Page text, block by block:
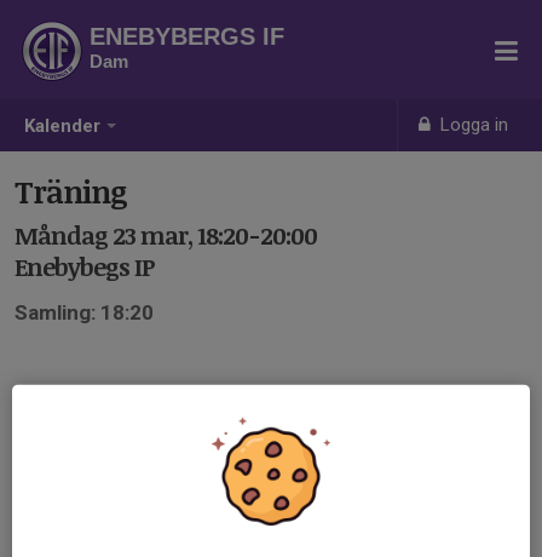
Kalender Logga in
ENEBYBERGS IF
Dam
Träning
Måndag 23 mar, 18:20-20:00
Enebybegs IP
Samling: 18:20